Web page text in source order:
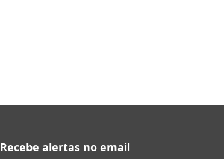
Recebe alertas no email